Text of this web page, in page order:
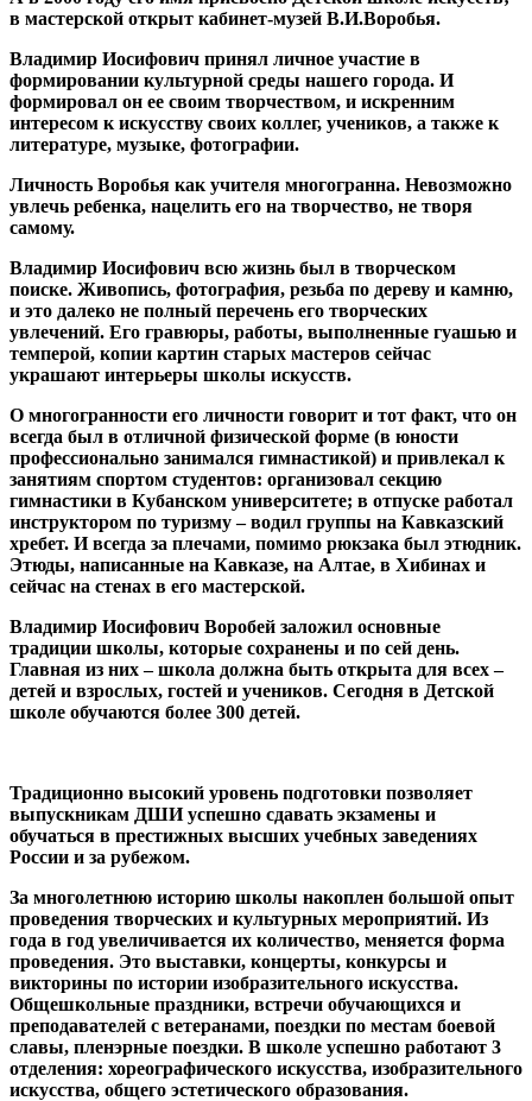
в мастерской открыт кабинет-музей В.И.Воробья.
Владимир Иосифович принял личное участие в
формировании культурной среды нашего города. И
формировал он ее своим творчеством, и искренним
интересом к искусству своих коллег, учеников, а также к
литературе, музыке, фотографии.
Личность Воробья как учителя многогранна. Невозможно
увлечь ребенка, нацелить его на творчество, не творя
самому.
Владимир Иосифович всю жизнь был в творческом
поиске. Живопись, фотография, резьба по дереву и камню,
и это далеко не полный перечень его творческих
увлечений. Его гравюры, работы, выполненные гуашью и
темперой, копии картин старых мастеров сейчас
украшают интерьеры школы искусств.
О многогранности его личности говорит и тот факт, что он
всегда был в отличной физической форме (в юности
профессионально занимался гимнастикой) и привлекал к
занятиям спортом студентов: организовал секцию
гимнастики в Кубанском университете; в отпуске работал
инструктором по туризму – водил группы на Кавказский
хребет. И всегда за плечами, помимо рюкзака был этюдник.
Этюды, написанные на Кавказе, на Алтае, в Хибинах и
сейчас на стенах в его мастерской.
Владимир Иосифович Воробей заложил основные
традиции школы, которые сохранены и по сей день.
Главная из них – школа должна быть открыта для всех –
детей и взрослых, гостей и учеников. Сегодня в Детской
школе обучаются более 300 детей.
Традиционно высокий уровень подготовки позволяет
выпускникам ДШИ успешно сдавать экзамены и
обучаться в престижных высших учебных заведениях
России и за рубежом.
За многолетнюю историю школы накоплен большой опыт
проведения творческих и культурных мероприятий. Из
года в год увеличивается их количество, меняется форма
проведения. Это выставки, концерты, конкурсы и
викторины по истории изобразительного искусства.
Общешкольные праздники, встречи обучающихся и
преподавателей с ветеранами, поездки по местам боевой
славы, пленэрные поездки. В школе успешно работают 3
отделения: хореографического искусства, изобразительного
искусства, общего эстетического образования.